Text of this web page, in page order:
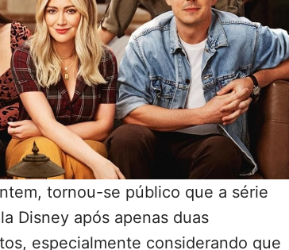
tornou-se público que a série
Disney após apenas duas
especialmente considerando que